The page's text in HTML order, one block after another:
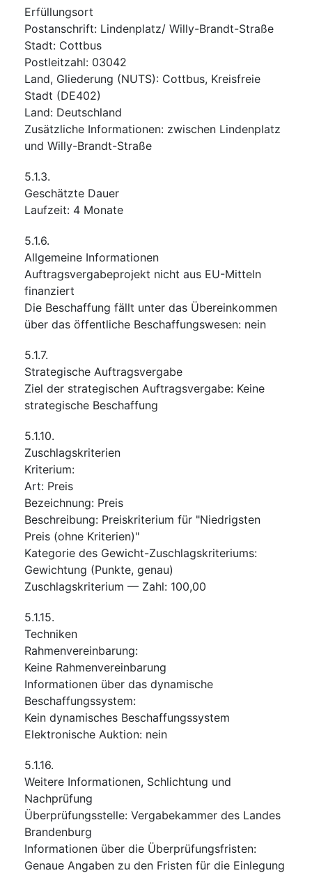
Erfüllungsort
Postanschrift: Lindenplatz/ Willy-Brandt-Straße
Stadt: Cottbus
Postleitzahl: 03042
Land, Gliederung (NUTS): Cottbus, Kreisfreie
Stadt (DE402)
Land: Deutschland
Zusätzliche Informationen: zwischen Lindenplatz
und Willy-Brandt-Straße
5.1.3.
Geschätzte Dauer
Laufzeit: 4 Monate
5.1.6.
Allgemeine Informationen
Auftragsvergabeprojekt nicht aus EU-Mitteln
finanziert
Die Beschaffung fällt unter das Übereinkommen
über das öffentliche Beschaffungswesen: nein
5.1.7.
Strategische Auftragsvergabe
Ziel der strategischen Auftragsvergabe: Keine
strategische Beschaffung
5.1.10.
Zuschlagskriterien
Kriterium:
Art: Preis
Bezeichnung: Preis
Beschreibung: Preiskriterium für "Niedrigsten
Preis (ohne Kriterien)"
Kategorie des Gewicht-Zuschlagskriteriums:
Gewichtung (Punkte, genau)
Zuschlagskriterium — Zahl: 100,00
5.1.15.
Techniken
Rahmenvereinbarung:
Keine Rahmenvereinbarung
Informationen über das dynamische
Beschaffungssystem:
Kein dynamisches Beschaffungssystem
Elektronische Auktion: nein
5.1.16.
Weitere Informationen, Schlichtung und
Nachprüfung
Überprüfungsstelle: Vergabekammer des Landes
Brandenburg
Informationen über die Überprüfungsfristen:
Genaue Angaben zu den Fristen für die Einlegung